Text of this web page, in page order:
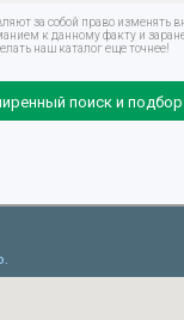
за собой право изменять
к данному факту и
наш каталог еще точнее!
поиск и